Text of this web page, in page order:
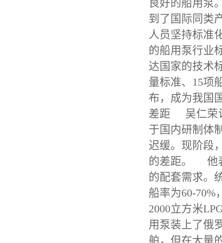
良好的船用泵
到了国际同类
人员坚持标准
的船用泵行业
达国家的技术
量标准、15项
布，成为我国
差距 吴仁荣
于国内研制体
迟缓。现阶段
的差距。 他
的配套需求。
船率为60-70%
2000立方米
用泵装上了俄
舶，但在大量